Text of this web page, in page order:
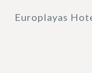
Europlayas